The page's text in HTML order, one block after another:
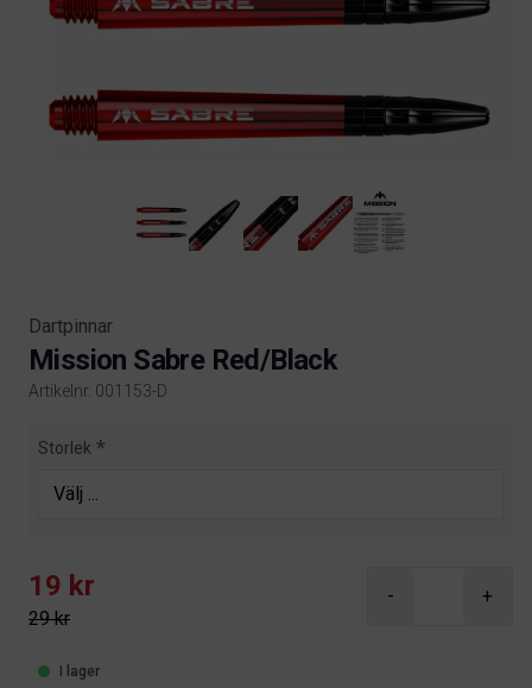
Dartpinnar
Mission Sabre Red/Black
Artikelnr. 001153-D
Storlek
19 kr
29 kr
- +
I lager